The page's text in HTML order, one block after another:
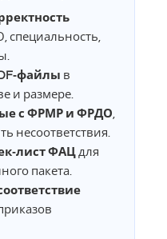
в
и размере.
с ФРМР и ФРДО
несоответствия.
ФАЦ для
пакета.